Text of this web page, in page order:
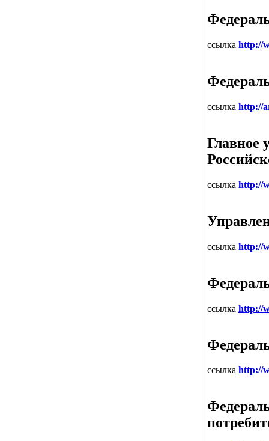
ссылка http://
ссылка http://
Главное
ссылка http://
ссылка http://
ссылка http://
ссылка http://